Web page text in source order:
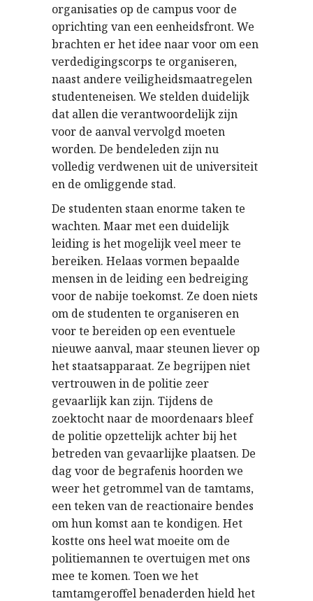
organisaties op de campus voor de
oprichting van een eenheidsfront. We
brachten er het idee naar voor om een
verdedigingscorps te organiseren,
naast andere veiligheidsmaatregelen
studenteneisen. We stelden duidelijk
dat allen die verantwoordelijk zijn
voor de aanval vervolgd moeten
worden. De bendeleden zijn nu
volledig verdwenen uit de universiteit
en de omliggende stad.
De studenten staan enorme taken te
wachten. Maar met een duidelijk
leiding is het mogelijk veel meer te
bereiken. Helaas vormen bepaalde
mensen in de leiding een bedreiging
voor de nabije toekomst. Ze doen niets
om de studenten te organiseren en
voor te bereiden op een eventuele
nieuwe aanval, maar steunen liever op
het staatsapparaat. Ze begrijpen niet
vertrouwen in de politie zeer
gevaarlijk kan zijn. Tijdens de
zoektocht naar de moordenaars bleef
de politie opzettelijk achter bij het
betreden van gevaarlijke plaatsen. De
dag voor de begrafenis hoorden we
weer het getrommel van de tamtams,
een teken van de reactionaire bendes
om hun komst aan te kondigen. Het
kostte ons heel wat moeite om de
politiemannen te overtuigen met ons
mee te komen. Toen we het
tamtamgeroffel benaderden hield het